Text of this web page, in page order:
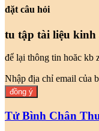
đặt câu hỏi
tu tập tài liệu kinh
để lại thông tin hoăc kb
Nhập địa chỉ email của
Tử Bình Chân